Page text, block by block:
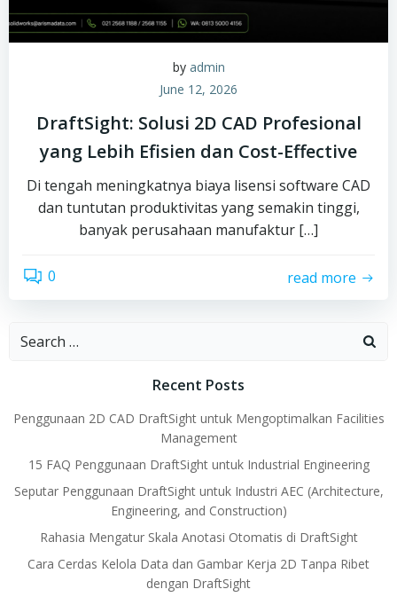
by admin
June 12, 2026
DraftSight: Solusi 2D CAD Profesional
yang Lebih Efisien dan Cost-Effective
Di tengah meningkatnya biaya lisensi software CAD
dan tuntutan produktivitas yang semakin tinggi,
banyak perusahaan manufaktur […]
0 read more
Search
Recent Posts
Penggunaan 2D CAD DraftSight untuk Mengoptimalkan Facilities
Management
15 FAQ Penggunaan DraftSight untuk Industrial Engineering
Seputar Penggunaan DraftSight untuk Industri AEC (Architecture,
Engineering, and Construction)
Rahasia Mengatur Skala Anotasi Otomatis di DraftSight
Cara Cerdas Kelola Data dan Gambar Kerja 2D Tanpa Ribet
dengan DraftSight